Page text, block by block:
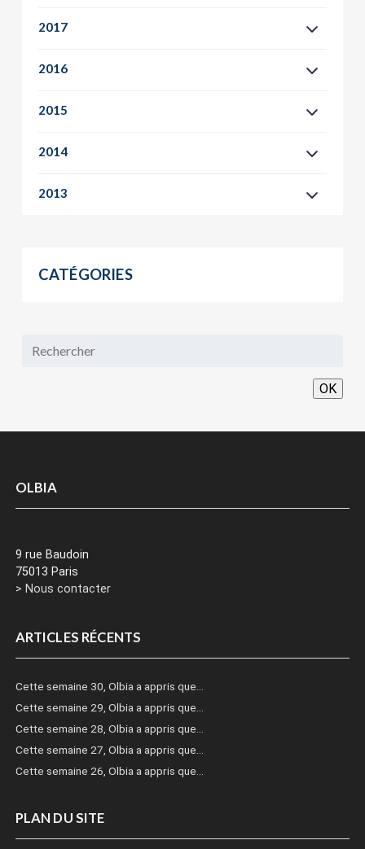
2017
2016
2015
2014
2013
CATÉGORIES
OK
OLBIA
9 rue Baudoin
75013 Paris
> Nous contacter
ARTICLES RÉCENTS
Cette semaine 30, Olbia a appris que…
Cette semaine 29, Olbia a appris que…
Cette semaine 28, Olbia a appris que…
Cette semaine 27, Olbia a appris que…
Cette semaine 26, Olbia a appris que…
PLAN DU SITE